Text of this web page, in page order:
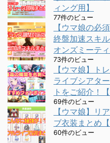
ィング用】
77件のビュー
【ウマ娘の必
終盤加速スキ
オンズミーティ
73件のビュー
【ウマ娘】ト
ライブシアタ
トをご紹介！
69件のビュー
【ウマ娘】リ
ブ衣装まとめ
60件のビュー